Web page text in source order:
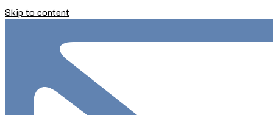
Skip to content